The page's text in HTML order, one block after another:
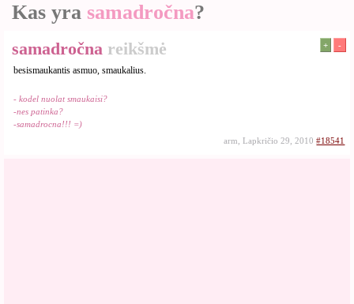
Kas yra samadročna?
samadročna reikšmė + -
besismaukantis asmuo, smaukalius.
- kodel nuolat smaukaisi?
-nes patinka?
-samadrocna!!! =)
arm, Lapkričio 29, 2010#18541